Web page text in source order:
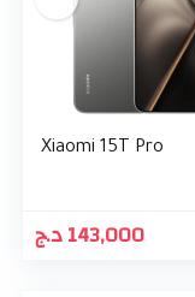
Xiaomi 15T Pro
143,000د.ج